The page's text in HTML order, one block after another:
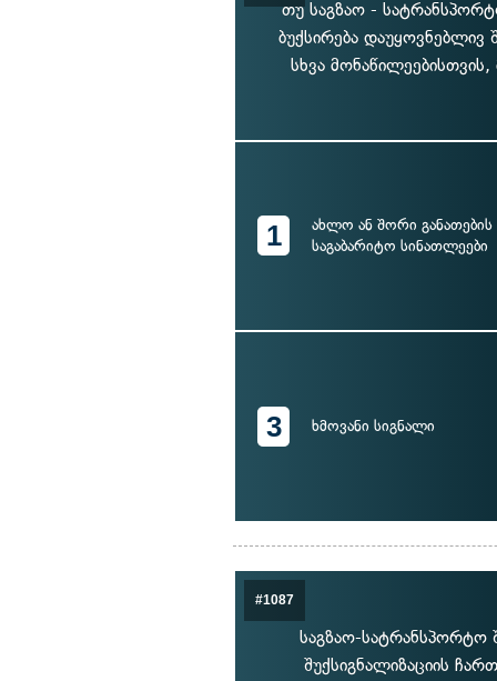
თუ საგზაო -
ბუქსირება
სხვა
1
ახლო ან შორი განათების
საგაბარიტო სინათლეები
3 ხმოვანი სიგნალი
#1087
საგზაო-სატრანსპორტო
შუქსიგნალიზაციის